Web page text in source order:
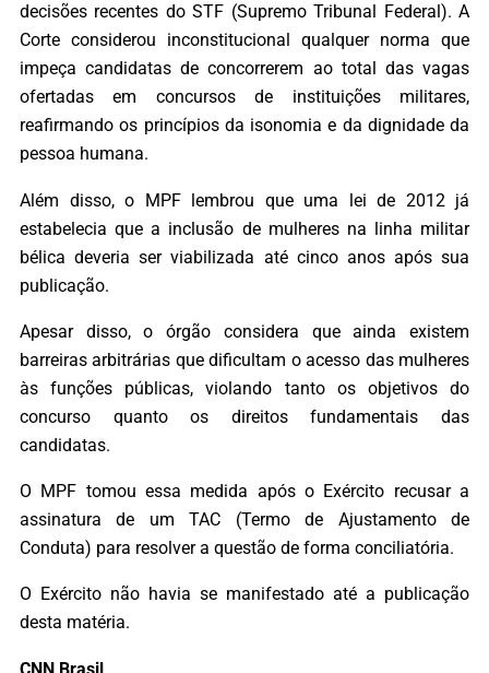
decisões recentes do STF (Supremo Tribunal Federal). A
Corte considerou inconstitucional qualquer norma que
impeça candidatas de concorrerem ao total das vagas
ofertadas em concursos de instituições militares,
reafirmando os princípios da isonomia e da dignidade da
pessoa humana.
Além disso, o MPF lembrou que uma lei de 2012 já
estabelecia que a inclusão de mulheres na linha militar
bélica deveria ser viabilizada até cinco anos após sua
publicação.
Apesar disso, o órgão considera que ainda existem
barreiras arbitrárias que dificultam o acesso das mulheres
às funções públicas, violando tanto os objetivos do
concurso quanto os direitos fundamentais das
candidatas.
O MPF tomou essa medida após o Exército recusar a
assinatura de um TAC (Termo de Ajustamento de
Conduta) para resolver a questão de forma conciliatória.
O Exército não havia se manifestado até a publicação
desta matéria.